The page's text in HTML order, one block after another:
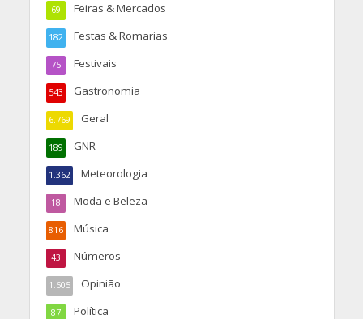
Feiras & Mercados
69
Festas & Romarias
182
Festivais
75
Gastronomia
543
Geral
6.769
GNR
189
Meteorologia
1.362
Moda e Beleza
18
Música
816
Números
43
Opinião
1.505
Política
87